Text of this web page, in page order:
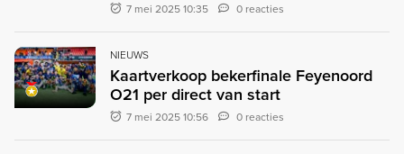
7 mei 2025 10:35 0 reacties
NIEUWS
Kaartverkoop bekerfinale Feyenoord
O21 per direct van start
7 mei 2025 10:56 0 reacties